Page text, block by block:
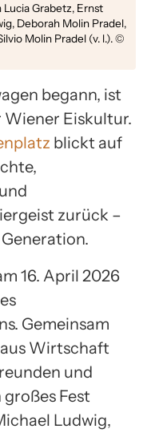
Grabetz, Ernst
Deborah Molin Pradel,
Molin Pradel (v. l.). ©
begann, ist
Eiskultur.
blickt auf
zurück –
16. April 2026
Gemeinsam
Wirtschaft
und
Fest
Ludwig,